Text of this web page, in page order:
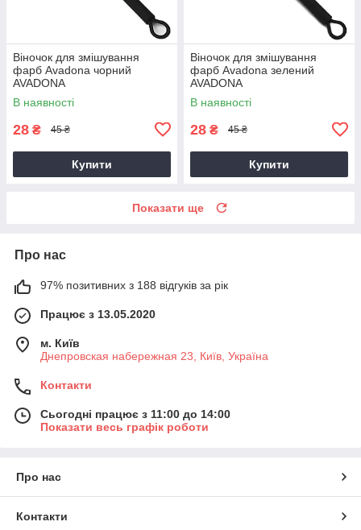
Віночок для змішування
фарб Avadona чорний
AVADONA
В наявності
28 ₴ 45 ₴
Купити
Віночок для змішування
фарб Avadona зелений
AVADONA
В наявності
28 ₴ 45 ₴
Купити
Показати ще
Про нас
97% позитивних з 188 відгуків за рік
Працює з 13.05.2020
м. Київ
Днепровская набережная 23, Київ, Україна
Контакти
Сьогодні працює з 11:00 до 14:00
Показати весь графік роботи
Про нас
Контакти